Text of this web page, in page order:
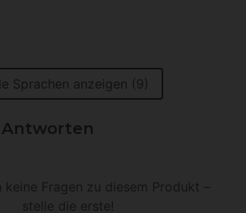
Sprachen anzeigen (9)
Fragen zu diesem Produkt –
stelle die erste!